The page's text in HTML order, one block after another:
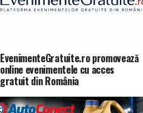
EvenimenteGratuite.ro promovează
online evenimentele cu acces
gratuit din România